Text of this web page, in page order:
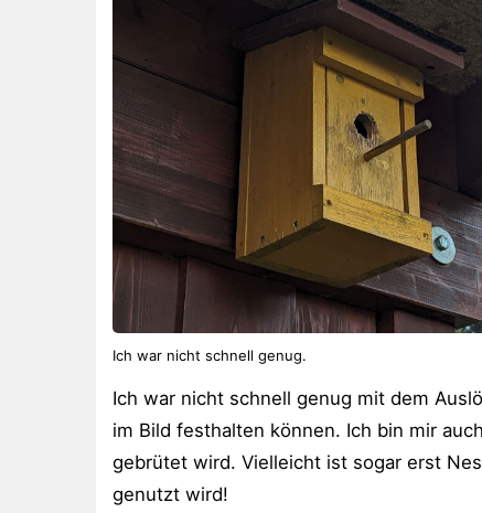
Ich war nicht schnell genug.
Ich war nicht schnell genug mit dem
im Bild festhalten können. Ich bin mir
gebrütet wird. Vielleicht ist sogar erst
genutzt wird!